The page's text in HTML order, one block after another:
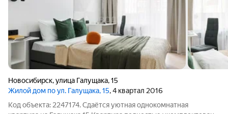
Новосибирск,улица Галущака,15
Жилой дом по ул. Галущака, 15, 4 квартал 2016
Код объекта: 2247174. Сдаётся уютная однокомнатная